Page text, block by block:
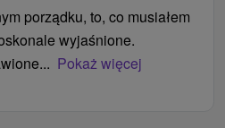
porządku, to, co musiałem
wyjaśnione.
Pokaż więcej